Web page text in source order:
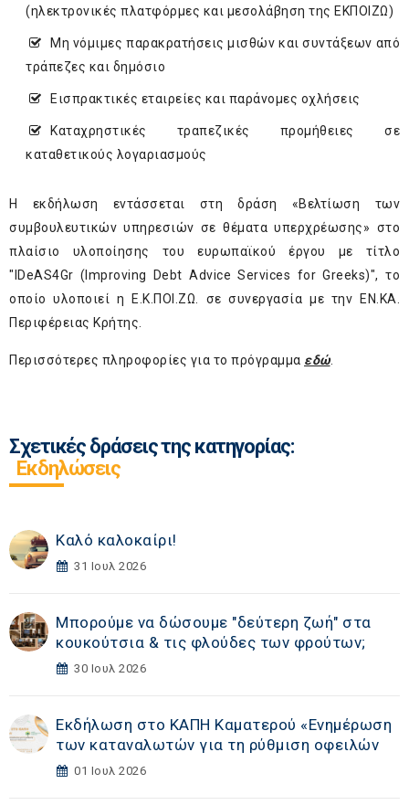
(ηλεκτρονικές πλατφόρμες και μεσολάβηση της ΕΚΠΟΙΖΩ)
Μη νόμιμες παρακρατήσεις μισθών και συντάξεων από
τράπεζες και δημόσιο
Εισπρακτικές εταιρείες και παράνομες οχλήσεις
Καταχρηστικές τραπεζικές προμήθειες σε
καταθετικούς λογαριασμούς
Η εκδήλωση εντάσσεται στη δράση «Βελτίωση των
συμβουλευτικών υπηρεσιών σε θέματα υπερχρέωσης» στο
πλαίσιο υλοποίησης του ευρωπαϊκού έργου με τίτλο
"IDeAS4Gr (Improving Debt Advice Services for Greeks)", το
οποίο υλοποιεί η Ε.Κ.ΠΟΙ.ΖΩ. σε συνεργασία με την ΕΝ.ΚΑ.
Περιφέρειας Κρήτης.
Περισσότερες πληροφορίες για το πρόγραμμα εδώ.
Σχετικές δράσεις της κατηγορίας:
Εκδηλώσεις
Καλό καλοκαίρι!
31 Ιουλ 2026
Μπορούμε να δώσουμε "δεύτερη ζωή" στα
κουκούτσια & τις φλούδες των φρούτων;
30 Ιουλ 2026
Εκδήλωση στο ΚΑΠΗ Καματερού «Eνημέρωση
των καταναλωτών για τη ρύθμιση οφειλών
01 Ιουλ 2026